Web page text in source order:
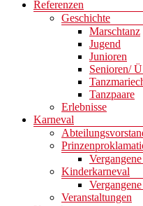
Referenzen
Geschichte
Marschtanz
Jugend
Junioren
Senioren/
Tanzpaare
Erlebnisse
Karneval
Kinderkarneval
Veranstaltungen